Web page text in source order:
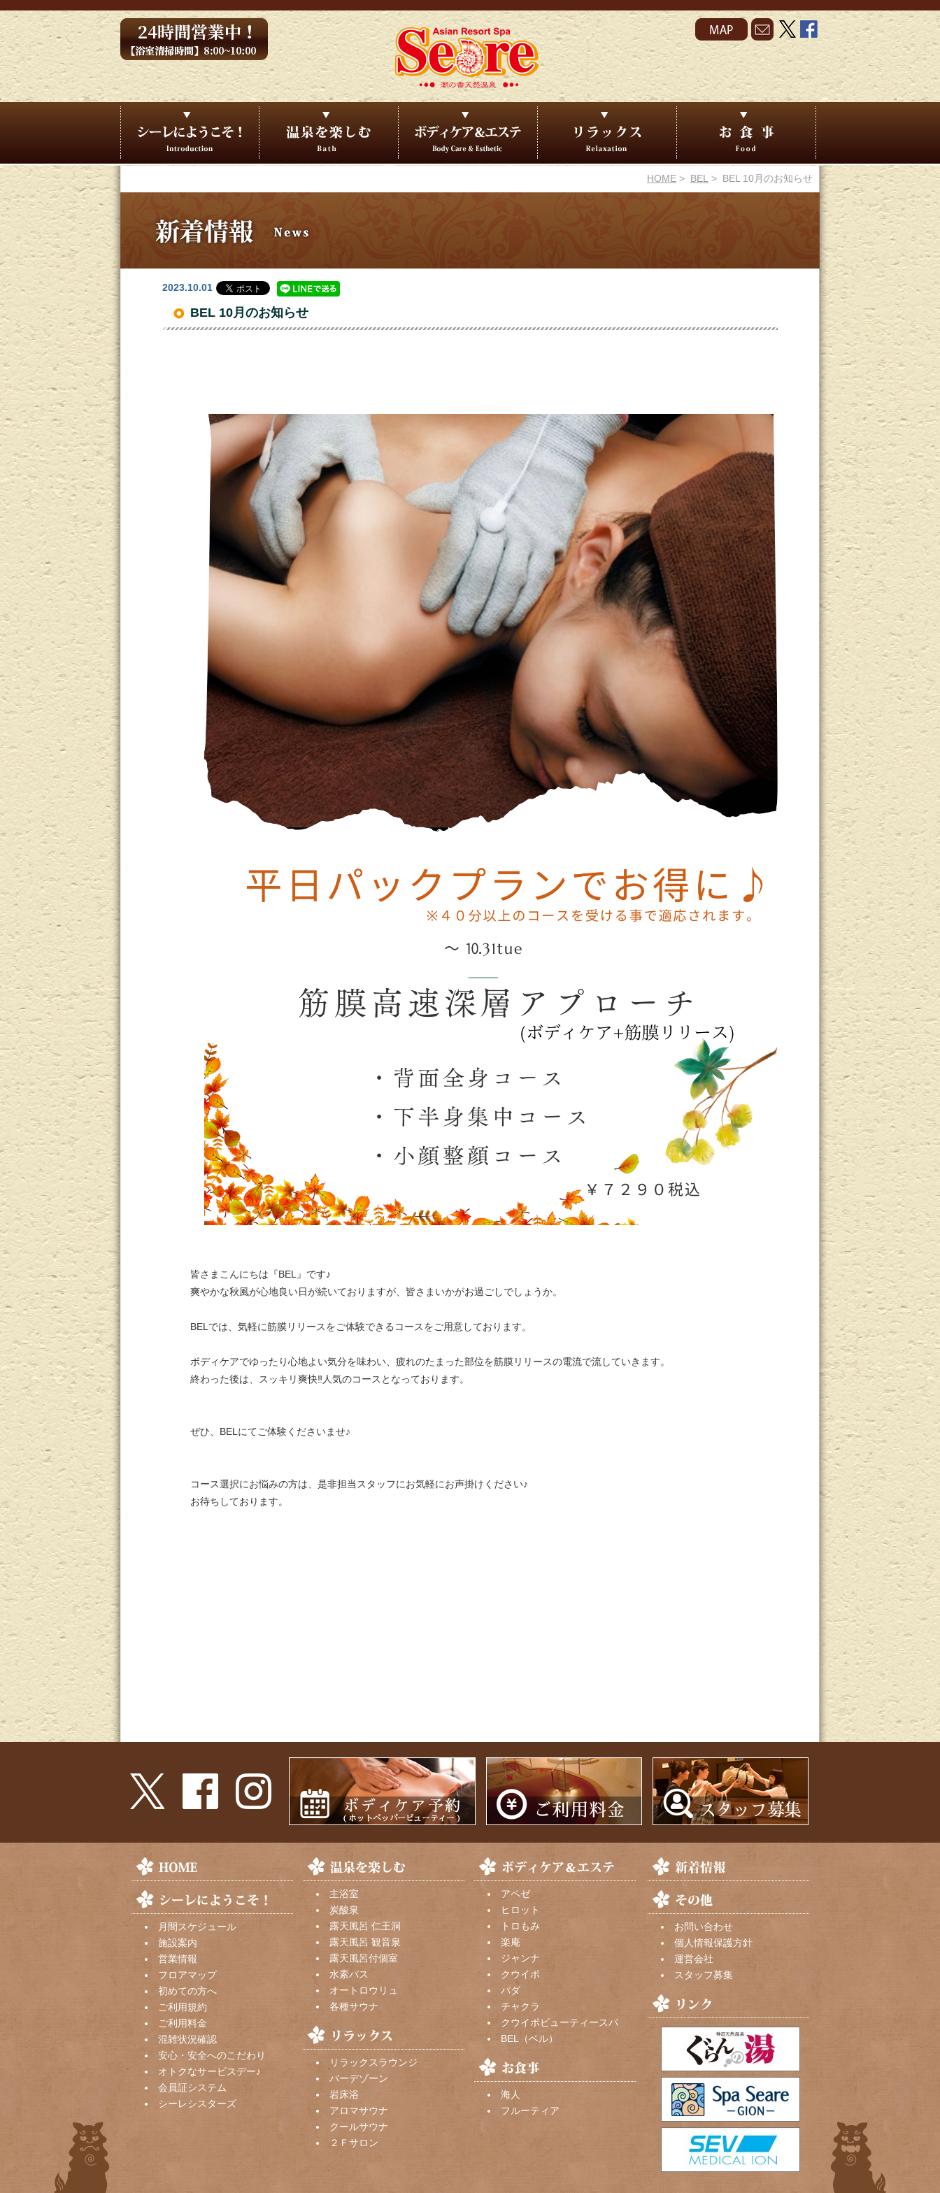
HOME > BEL > BEL 10月のお知らせ
2023.10.01
BEL 10月のお知らせ
皆さまこんにちは『BEL』です♪
爽やかな秋風が心地良い日が続いておりますが、皆さまいかがお過ごしでしょうか。
BELでは、気軽に筋膜リリースをご体験できるコースをご用意しております。
ボディケアでゆったり心地よい気分を味わい、疲れのたまった部位を筋膜リリースの電流で流していきます。
終わった後は、スッキリ爽快‼︎人気のコースとなっております。
ぜひ、BELにてご体験くださいませ♪
コース選択にお悩みの方は、是非担当スタッフにお気軽にお声掛けください♪
お待ちしております。
月間スケジュール
施設案内
営業情報
フロアマップ
初めての方へ
ご利用規約
ご利用料金
混雑状況確認
安心・安全へのこだわり
オトクなサービスデー♪
会員証システム
シーレシスターズ
主浴室
炭酸泉
露天風呂 仁王洞
露天風呂 観音泉
露天風呂付個室
水素バス
オートロウリュ
各種サウナ
リラックスラウンジ
バーデゾーン
岩床浴
アロマサウナ
クールサウナ
２Ｆサロン
アペゼ
ヒロット
トロもみ
楽庵
ジャンナ
クウイポ
パダ
チャクラ
クウイポビューティースパ
BEL（ベル）
海人
フルーティア
お問い合わせ
個人情報保護方針
運営会社
スタッフ募集